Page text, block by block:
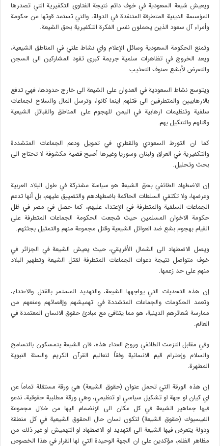
ويعيش شيعة السعودية في خوف دائم نتيجة الفتاوى التكفيرية التي تصدرها
المؤسسة الدينية المتطرفة المتنفذة في الدولة، والتي تستمد قوتها من حكومة
وأمراء آل سعود الذين يحملون نفس الفكرة التكفيرية بحق الشيعة.
وتمنع الحكومة السعودية وسائل الإعلام واي نشاط علني في المناطق الشيعية،
ويعد الخروج في تظاهرات سلمية جريمة كبرى تقود المشاركين الى السجن
والتعرض لأبشع صنوف التعذيب.
ويتوسع نشاط السعودية في العدوان على الشيعة الى خارج حدودها، فهي تدفع
بالارهابيين والمتطرفين الى قتلهم اينما كانوا، وترسل المال والسلاح لجماعات
سلفية وتنظيمات ارهابية في اليمن للهجوم على المناطق والقبائل الشيعية
وقتلهم والتنكيل بهم.
كما ان التورط السعودي والقطري في تمويل ودعم الجماعات المتشددة
والتكفيرية في العراق ولبنان وسوريا وغيرها أصبح قضية مكشوفة لا تحتاج الى
بحث وتحليل.
إن الاضطهاد الطائفي بحق الشيعة هو سياسة مشتركة في طول البلاد العربية
وعرضها، ولا تكتفي السلطات الحاكمة باضطهادهم والتضييق عليهم، بل أنها تدعم
الجماعات السلفية والمتطرفة في الإعتداء عليهم، كما حصل في مصر في ظل
حكومة الاخوان المسلمين حيث شجعت الحكومة الجماعات المتطرفة على
القيام بهجوم بشع ضد العوائل الشيعية وقتل مجموعة منهم والتمثيل بجثثهم.
ويصل الاضطهاد الى الشمال الأفريقي، حيث يعيش الشيعة في الجزائر في
خوف متواصل نتيجة دعوات الجماعات المتطرفة لقتل الشيعة وتطهير البلاد
منهم على حد زعمها.
إن هذه التحديات التي يواجهها الشيعة، والتهديد المستمر بالقتل والاعتداء،
وتعمد الحكومات والجماعات المتشددة في تهميشهم وإقصائهم ومنعهم من
ممارسة شعائرهم الدينية، هو مما يتنافى مع مبادئ حقوق الانسان المعتمدة في
العالم.
وفي مقابل التزمت الطائفي وروح العداء هذه، فان الشيعة يتمسكون بالتسامح
والسلام وإحترام قيم الانسانية وفقاً لتعاليم القرآن الكريم والسنة النبوية
المطهرة.
إن هذه الورقة التي تحمل عنوان (حقوق الشيعة) هي ورقة مستقلة تماماً عن
اي كيان او جهة او تشكيل سياسي او تنظيمي، وهي ورقة مطلبية حقوقية، ندعو
فيها جماهير الشيعة في كل مكان الى الإنضمام اليها من خلال مجموعة
الفيسبوك (حقوق الشيعة) لتكون لسان حال الحقوق الشيعية في كل منطقة
ودولة يتعرض فيها الشيعة الى التهديد او الاضطهاد او التهميش او غير ذلك من
مظاهر الظلم، مؤكدين على ان الجهة الوحيدة التي لها القرار في هذا الخصوص